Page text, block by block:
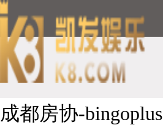
成都房协-bingoplus